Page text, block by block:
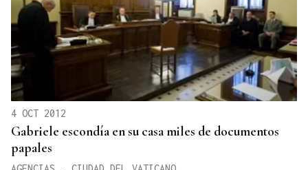
4 OCT 2012
Gabriele escondía en su casa miles de documentos
papales